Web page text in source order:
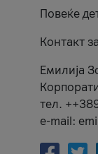
Повеќе
Контакт
Емилија
тел.
e-mail: